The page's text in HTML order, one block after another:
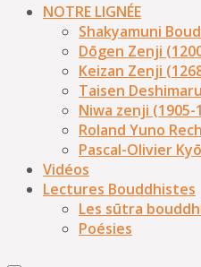
NOTRE LIGNÉE
Shakyamuni
Dōgen Zenji
Keizan Zenji
Taisen
Niwa zenji (1905-
Roland Yuno Rech
Pascal-Olivier
Vidéos
Lectures Bouddhistes
Les sūtra
Poésies